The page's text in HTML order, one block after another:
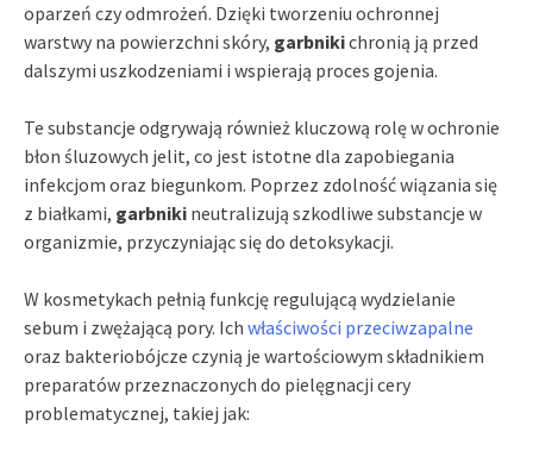
oparzeń czy odmrożeń. Dzięki tworzeniu ochronnej
warstwy na powierzchni skóry, garbnikichronią ją przed
dalszymi uszkodzeniami i wspierają proces gojenia.
Te substancje odgrywają również kluczową rolę w ochronie
błon śluzowych jelit, co jest istotne dla zapobiegania
infekcjom oraz biegunkom. Poprzez zdolność wiązania się
z białkami, garbniki neutralizują szkodliwe substancje w
organizmie, przyczyniając się do detoksykacji.
W kosmetykach pełnią funkcję regulującą wydzielanie
sebum i zwężającą pory. Ich właściwości przeciwzapalne
oraz bakteriobójcze czynią je wartościowym składnikiem
preparatów przeznaczonych do pielęgnacji cery
problematycznej, takiej jak: